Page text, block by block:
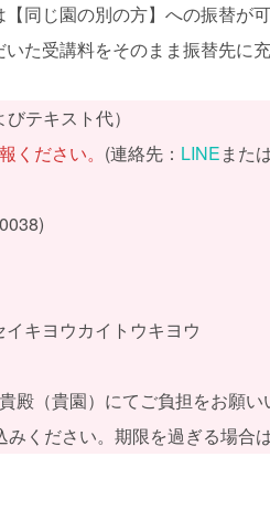
同じ園の別の方】への振替が可
た受講料をそのまま振替先に
びテキスト代）
ください。 (連絡先： LINEまた
キヨウカイトウキヨウ
殿（貴園）にてご負担をお願い
ください。期限を過ぎる場合